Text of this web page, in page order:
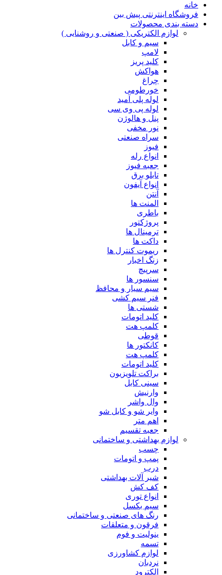
خانه
فروشگاه اینترنتی پیش بین
دسته بندی محصولات
لوازم الکتریکی ( صنعتی و روشنایی )
سیم و کابل
لامپ
کلید پریز
هواکش
چراغ
خورطومی
لوله پلی آمید
لوله پی وی سی
پنل و هالوژن
نور مخفی
سراه صنعتی
فیوز
انواع رله
جعبه فیوز
تابلو برق
انواع آیفون
آنتن
المنت ها
باطری
پروژکتور
ترمینال ها
داکت ها
ریموت کنترل ها
زنگ اخبار
سرپیچ
سنسور ها
سیم سیار و محافظ
فنر سیم کشی
شستی ها
کلید اتومات
کلمپ هت
قوطی
کانکتور ها
کلمپ هت
کلید اتومات
براکت تلویزیون
سینی کابل
وارنیش
وال واشر
وایر شو و کابل شو
اهم متر
جعبه تقسیم
لوازم بهداشتی و ساختمانی
چسب
پمپ و اتومات
درب
شیر آلات بهداشتی
کف کش
انواع توری
سیم بکسل
رنگ های صنعتی و ساختمانی
فرقون و متعلقات
ینولیت و فوم
تسمه
لوازم کشاورزی
نردبان
الکترود